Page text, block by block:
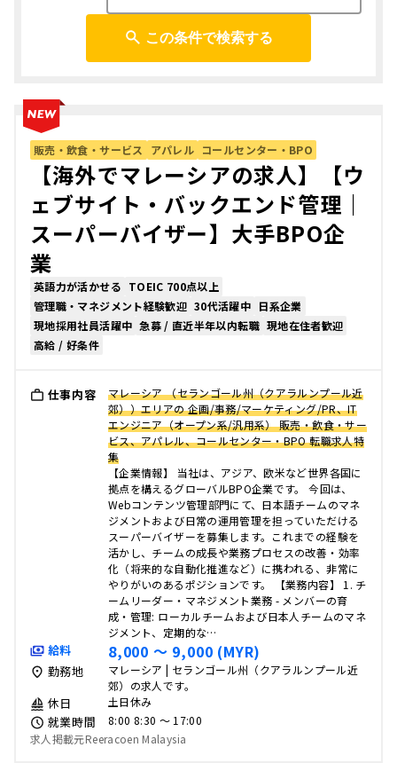
この条件で検索する
販売・飲食・サービス アパレル コールセンター・BPO
【海外でマレーシアの求人】【ウ
ェブサイト・バックエンド管理｜
スーパーバイザー】大手BPO企
業
英語力が活かせる TOEIC 700点以上
管理職・マネジメント経験歓迎 30代活躍中 日系企業
現地採用社員活躍中 急募 / 直近半年以内転職 現地在住者歓迎
高給 / 好条件
仕事内容
マレーシア （セランゴール州（クアラルンプール近
郊））エリアの 企画/事務/マーケティング/PR、IT
エンジニア（オープン系/汎用系） 販売・飲食・サー
ビス、アパレル、コールセンター・BPO 転職求人特
集
【企業情報】 当社は、アジア、欧米など世界各国に
拠点を構えるグローバルBPO企業です。 今回は、
Webコンテンツ管理部門にて、日本語チームのマネ
ジメントおよび日常の運用管理を担っていただける
スーパーバイザーを募集します。これまでの経験を
活かし、チームの成長や業務プロセスの改善・効率
化（将来的な自動化推進など）に携われる、非常に
やりがいのあるポジションです。 【業務内容】 1. チ
ームリーダー・マネジメント業務 - メンバーの育
成・管理: ローカルチームおよび日本人チームのマネ
ジメント、定期的な…
給料 8,000 〜 9,000 (MYR)
勤務地
マレーシア | セランゴール州（クアラルンプール近
郊）の求人です。
休日 土日休み
就業時間
8:00 8:30 〜 17:00
求人掲載元Reeracoen Malaysia